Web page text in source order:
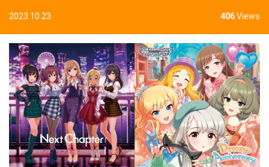
2023.10.23 406Views